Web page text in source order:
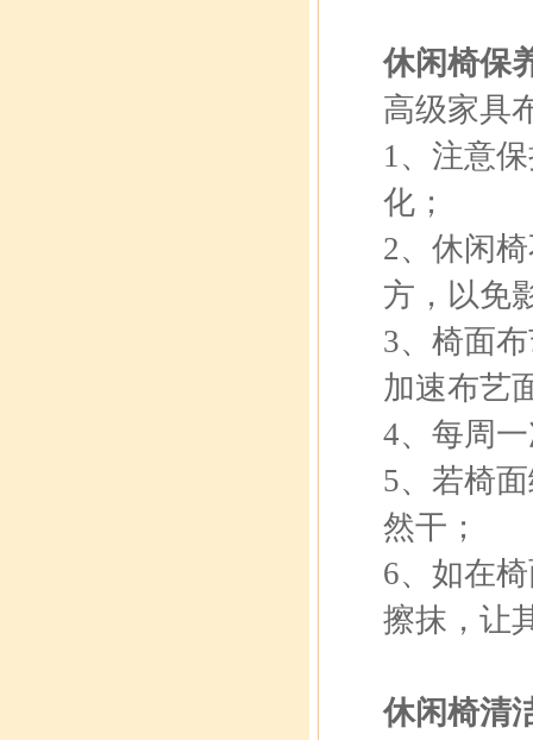
休闲椅保
高级家具
1、注意
化；
2、休闲
方，以免
3、椅面
加速布艺
4、每周
5、若椅
然干；
6、如在
擦抹，让
休闲椅清